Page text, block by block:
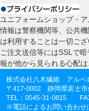
ユニフォームショップ・
情報は警察機関等、公共
は利用することは一切ござ
ご注文送信等にはSSLで
報が他から見られる心配
株式会社八木繊維 アルベ
〒417-0002 静岡県富士市
TEL：0545-31-0815
※電話によるお問い合わせ